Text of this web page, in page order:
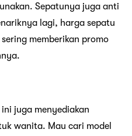
Sepatunya juga anti
lagi, harga sepatu
memberikan promo
juga menyediakan
wanita. Mau cari model